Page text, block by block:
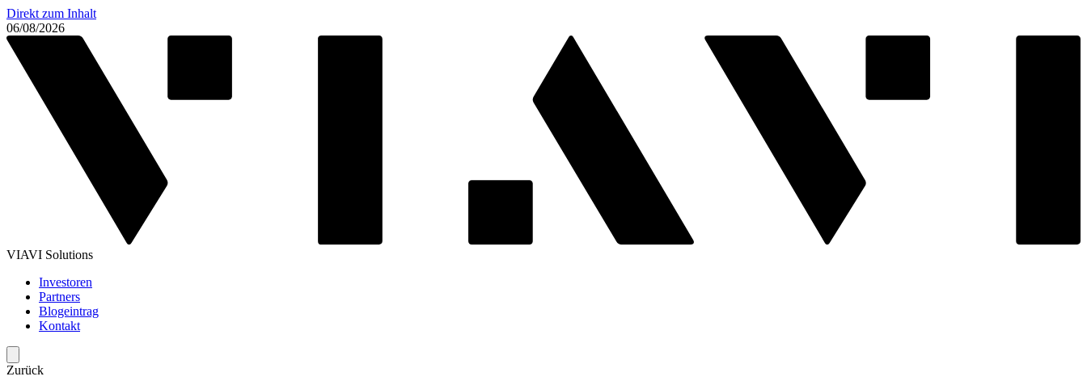
Direkt zum Inhalt
06/08/2026
VIAVI Solutions
Investoren
Partners
Blogeintrag
Kontakt
Zurück